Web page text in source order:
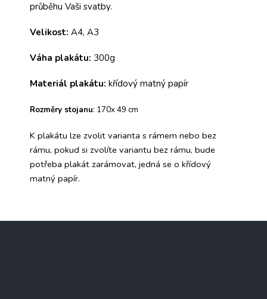
průběhu Vaši svatby.
Velikost: A4, A3
Váha plakátu: 300g
Materiál plakátu: křídový matný papír
Rozměry stojanu: 170x 49 cm
K plakátu lze zvolit varianta s rámem nebo bez
rámu, pokud si zvolíte variantu bez rámu, bude
potřeba plakát zarámovat, jedná se o křídový
matný papír.